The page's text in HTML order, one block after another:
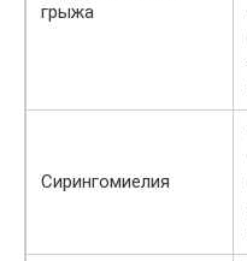
грыжа
Сирингомиелия